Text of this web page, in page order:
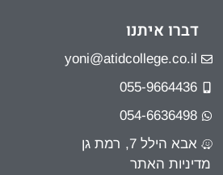
דברו איתנו
yoni@atidcollege.co.il
055-9664436
054-6636498
אבא הילל 7, רמת גן
מדיניות האתר